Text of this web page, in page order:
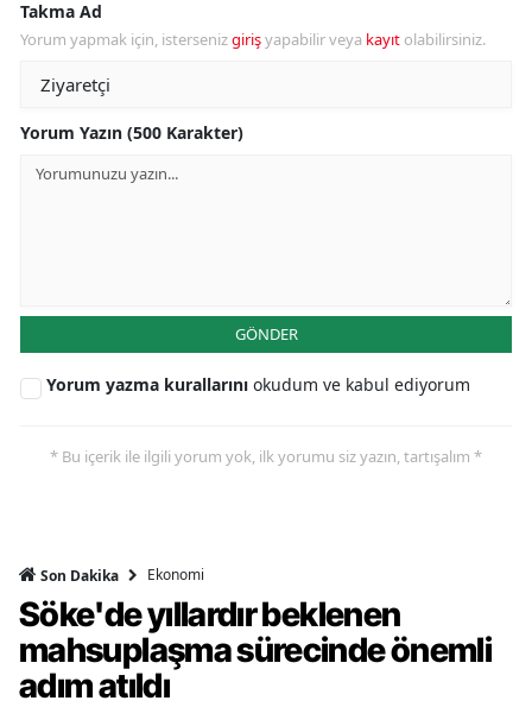
Takma Ad
Yorum yapmak için, istersenizgirişyapabilir veya kayıt olabilirsiniz.
Yorum Yazın (500 Karakter)
GÖNDER
Yorum yazma kurallarını okudum ve kabul ediyorum
* Bu içerik ile ilgili yorum yok, ilk yorumu siz yazın, tartışalım *
Son Dakika Ekonomi
Söke'de yıllardır beklenen
mahsuplaşma sürecinde önemli
adım atıldı